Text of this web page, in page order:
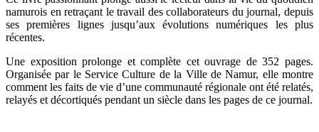
namurois en retraçant le travail des collaborateurs du journal, depuis
ses premières lignes jusqu’aux évolutions numériques les plus
récentes.
Une exposition prolonge et complète cet ouvrage de 352 pages.
Organisée par le Service Culture de la Ville de Namur, elle montre
comment les faits de vie d’une communauté régionale ont été relatés,
relayés et décortiqués pendant un siècle dans les pages de ce journal.